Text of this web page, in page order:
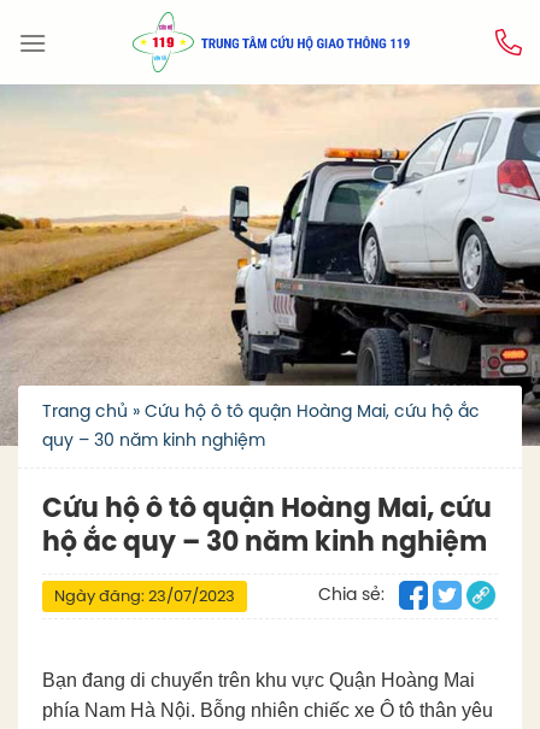
Trang chủ » Cứu hộ ô tô quận Hoàng Mai, cứu hộ ắc
quy – 30 năm kinh nghiệm
Cứu hộ ô tô quận Hoàng Mai, cứu
hộ ắc quy – 30 năm kinh nghiệm
Ngày đăng: 23/07/2023 Chia sẻ:
Bạn đang di chuyển trên khu vực Quận Hoàng Mai
phía Nam Hà Nội. Bỗng nhiên chiếc xe Ô tô thân yêu